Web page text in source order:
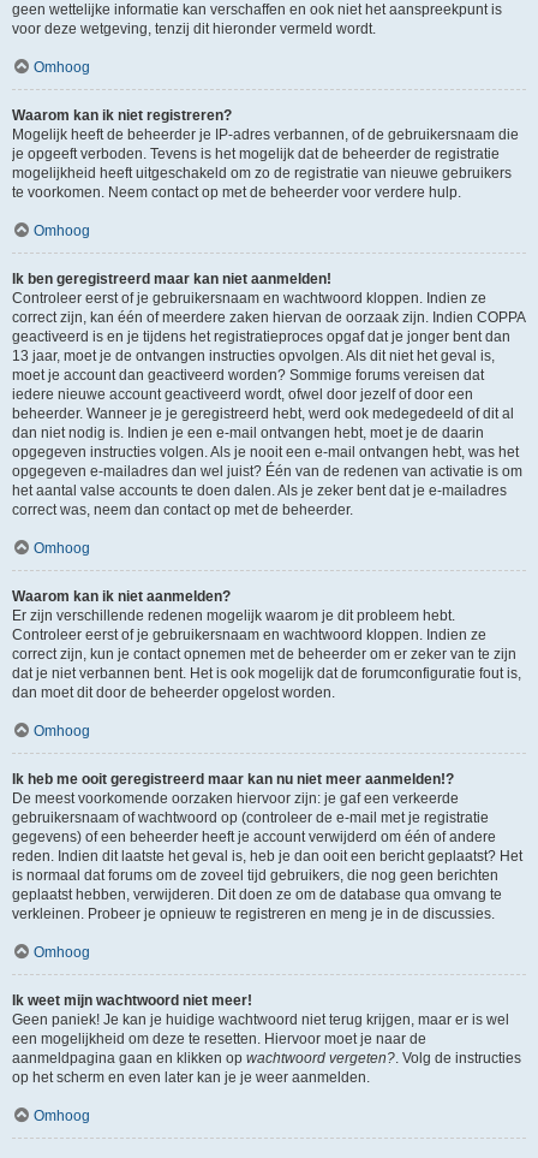
geen wettelijke informatie kan verschaffen en ook niet het aanspreekpunt is
voor deze wetgeving, tenzij dit hieronder vermeld wordt.
Omhoog
Waarom kan ik niet registreren?
Mogelijk heeft de beheerder je IP-adres verbannen, of de gebruikersnaam die
je opgeeft verboden. Tevens is het mogelijk dat de beheerder de registratie
mogelijkheid heeft uitgeschakeld om zo de registratie van nieuwe gebruikers
te voorkomen. Neem contact op met de beheerder voor verdere hulp.
Omhoog
Ik ben geregistreerd maar kan niet aanmelden!
Controleer eerst of je gebruikersnaam en wachtwoord kloppen. Indien ze
correct zijn, kan één of meerdere zaken hiervan de oorzaak zijn. Indien COPPA
geactiveerd is en je tijdens het registratieproces opgaf dat je jonger bent dan
13 jaar, moet je de ontvangen instructies opvolgen. Als dit niet het geval is,
moet je account dan geactiveerd worden? Sommige forums vereisen dat
iedere nieuwe account geactiveerd wordt, ofwel door jezelf of door een
beheerder. Wanneer je je geregistreerd hebt, werd ook medegedeeld of dit al
dan niet nodig is. Indien je een e-mail ontvangen hebt, moet je de daarin
opgegeven instructies volgen. Als je nooit een e-mail ontvangen hebt, was het
opgegeven e-mailadres dan wel juist? Één van de redenen van activatie is om
het aantal valse accounts te doen dalen. Als je zeker bent dat je e-mailadres
correct was, neem dan contact op met de beheerder.
Omhoog
Waarom kan ik niet aanmelden?
Er zijn verschillende redenen mogelijk waarom je dit probleem hebt.
Controleer eerst of je gebruikersnaam en wachtwoord kloppen. Indien ze
correct zijn, kun je contact opnemen met de beheerder om er zeker van te zijn
dat je niet verbannen bent. Het is ook mogelijk dat de forumconfiguratie fout is,
dan moet dit door de beheerder opgelost worden.
Omhoog
Ik heb me ooit geregistreerd maar kan nu niet meer aanmelden!?
De meest voorkomende oorzaken hiervoor zijn: je gaf een verkeerde
gebruikersnaam of wachtwoord op (controleer de e-mail met je registratie
gegevens) of een beheerder heeft je account verwijderd om één of andere
reden. Indien dit laatste het geval is, heb je dan ooit een bericht geplaatst? Het
is normaal dat forums om de zoveel tijd gebruikers, die nog geen berichten
geplaatst hebben, verwijderen. Dit doen ze om de database qua omvang te
verkleinen. Probeer je opnieuw te registreren en meng je in de discussies.
Omhoog
Ik weet mijn wachtwoord niet meer!
Geen paniek! Je kan je huidige wachtwoord niet terug krijgen, maar er is wel
een mogelijkheid om deze te resetten. Hiervoor moet je naar de
aanmeldpagina gaan en klikken op wachtwoord vergeten?. Volg de instructies
op het scherm en even later kan je je weer aanmelden.
Omhoog